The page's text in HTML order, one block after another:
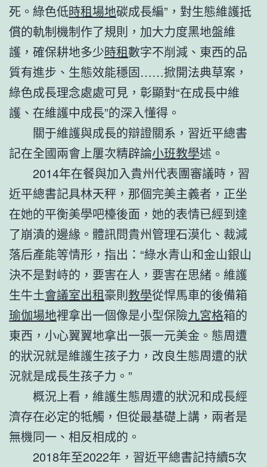
死。綠色低時租場地碳成長編”，對生態維護抵
償的軌制機制作了規則，加大力度黑地盤維
護，確保耕地多少時租數字不削減、東西的品
質有進步、生態效能穩固……掀開法典草案，
綠色成長理念處處可見，彰顯對“在成長中維
護、在維護中成長”的深入懂得。
關于維護與成長的辯證關系，習近平總書
記在全國兩會上屢次精辟論小班教學述。
2014年在餐與加入貴州代表團審議時，習
近平總書記具林天秤，那個完美主義者，正坐
在她的平衡美學吧檯後面，她的表情已經到達
了崩潰的邊緣。體訊問貴州管理石漠化、裁減
落后產能等情形，指出：“綠水青山和金山銀山
決不是對峙的，要害在人，要害在思緒。維護
生牛土會議室出租豪則教學從悍馬車的後備箱
瑜伽場地裡拿出一個像是小型保險九宮格箱的
東西，小心翼翼地拿出一張一元美金。態周遭
的狀況就是維護生孩子力，改良生態周遭的狀
況就是成長生孩子力。”
概況上看，維護生態周遭的狀況和成長經
濟存在必定的牴觸，但從最基礎上講，兩者是
無機同一、相反相成的。
2018年至2022年，習近平總書記持續5次